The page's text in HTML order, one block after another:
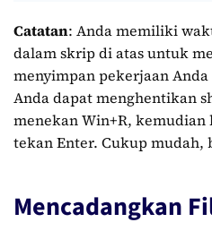
Catatan: Anda memiliki
dalam skrip di atas untuk
menyimpan pekerjaan
Anda dapat menghentikan
menekan Win+R,
tekan Enter. Cukup mudah,
Mencadangkan